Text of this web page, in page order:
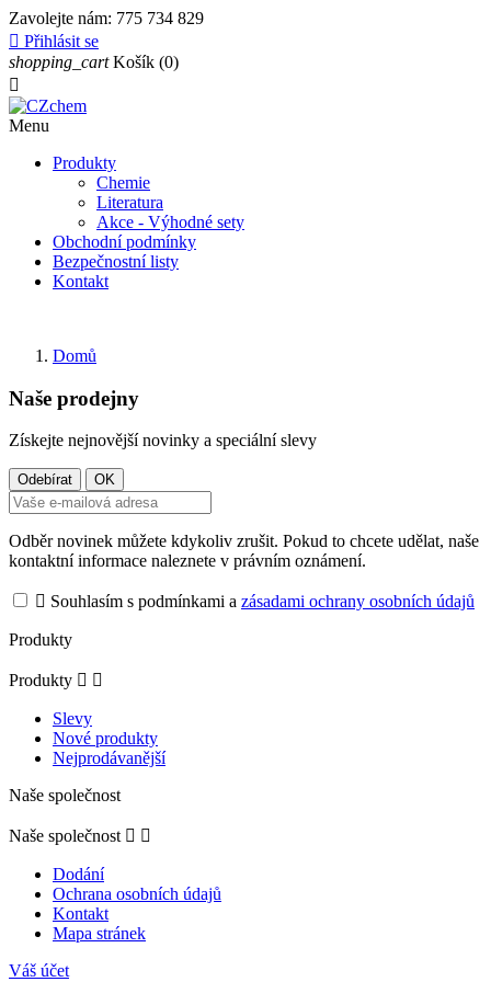
Zavolejte nám: 775 734 829
 Přihlásit se
shopping_cart Košík (0)

Menu
Produkty
Chemie
Literatura
Akce - Výhodné sety
Obchodní podmínky
Bezpečnostní listy
Kontakt
Domů
Naše prodejny
Získejte nejnovější novinky a speciální slevy
Odběr novinek můžete kdykoliv zrušit. Pokud to chcete udělat, naše
kontaktní informace naleznete v právním oznámení.
 Souhlasím s podmínkami a zásadami ochrany osobních údajů
Produkty
Produkty  
Slevy
Nové produkty
Nejprodávanější
Naše společnost
Naše společnost  
Dodání
Ochrana osobních údajů
Kontakt
Mapa stránek
Váš účet